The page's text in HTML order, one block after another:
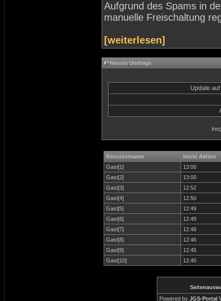
Aufgrund des Spams in
manuelle Freischaltung
[weiterlesen]
Neuste Umfrage
Update
Benutzername
letzte Aktion
Gast[1]
13:00
Gast[2]
13:00
Gast[3]
12:52
Gast[4]
12:50
Gast[5]
12:49
Gast[6]
12:49
Gast[7]
12:48
Gast[8]
12:46
Gast[9]
12:45
Gast[10]
12:45
Powered by JGS-Portal